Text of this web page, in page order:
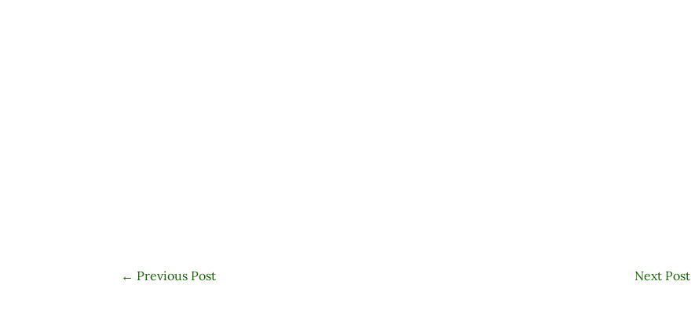
← Previous Post Next Post